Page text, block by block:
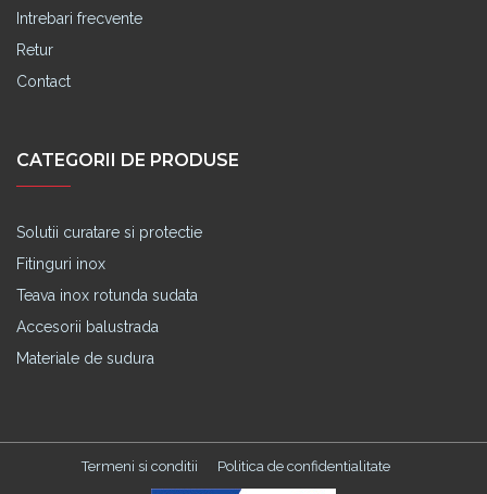
Intrebari frecvente
Retur
Contact
CATEGORII DE PRODUSE
Solutii curatare si protectie
Fitinguri inox
Teava inox rotunda sudata
Accesorii balustrada
Materiale de sudura
Termeni si conditii Politica de confidentialitate